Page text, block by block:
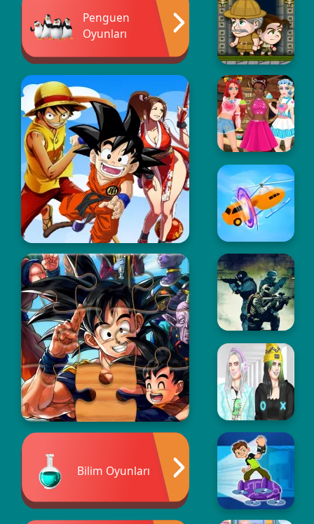
Penguen
Oyunları
Bilim Oyunları